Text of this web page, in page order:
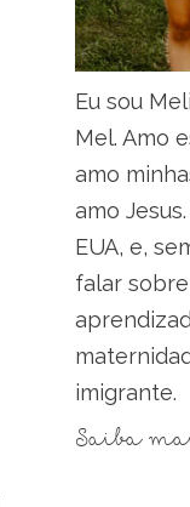
Eu sou
Mel. Amo
amo
amo
EUA, e,
falar
imigrante.
Saiba